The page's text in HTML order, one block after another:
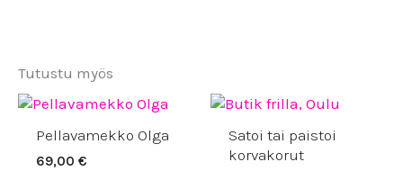
Tutustu myös
Pellavamekko Olga
69,00€
Satoi tai paistoi
korvakorut